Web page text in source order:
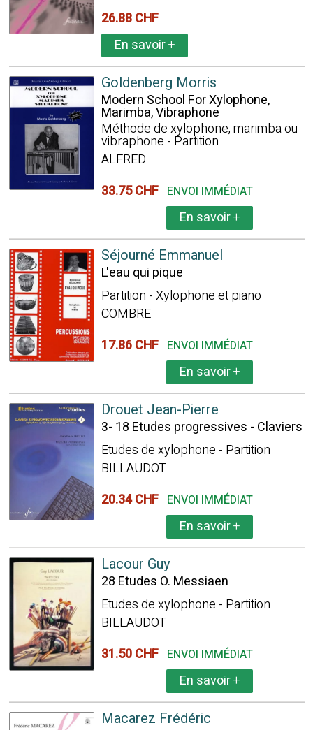
26.88 CHF
En savoir+
Goldenberg Morris
Modern School For Xylophone,
Marimba, Vibraphone
Méthode de xylophone, marimba ou
vibraphone - Partition
ALFRED
33.75 CHF ENVOI IMMÉDIAT
En savoir+
Séjourné Emmanuel
L'eau qui pique
Partition - Xylophone et piano
COMBRE
17.86 CHF ENVOI IMMÉDIAT
En savoir+
Drouet Jean-Pierre
3- 18 Etudes progressives - Claviers
Etudes de xylophone - Partition
BILLAUDOT
20.34 CHF ENVOI IMMÉDIAT
En savoir+
Lacour Guy
28 Etudes O. Messiaen
Etudes de xylophone - Partition
BILLAUDOT
31.50 CHF ENVOI IMMÉDIAT
En savoir+
Macarez Frédéric